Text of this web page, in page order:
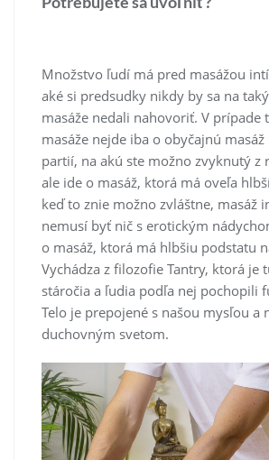
Množstvo ľudí má pred masážou
aké si predsudky nikdy by sa na
masáže nedali nahovoriť. V prípade
masáže nejde iba o obyčajnú
partií, na akú ste možno zvyknutý z
ale ide o masáž, ktorá má oveľa
keď to znie možno zvláštne, masáž
nemusí byť nič s erotickým
o masáž, ktorá má hlbšiu podstatu
Vychádza z filozofie Tantry, ktorá je
stáročia a ľudia podľa nej pochopili
Telo je prepojené s našou mysľou a
duchovným svetom.